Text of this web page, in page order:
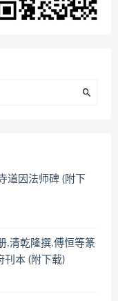
道因法师碑 (附下
.清乾隆撰.傅恒等篆
刊本 (附下载)